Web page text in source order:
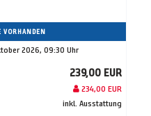
VORHANDEN
2026, 09:30 Uhr
239,00 EUR
234,00 EUR
inkl. Ausstattung